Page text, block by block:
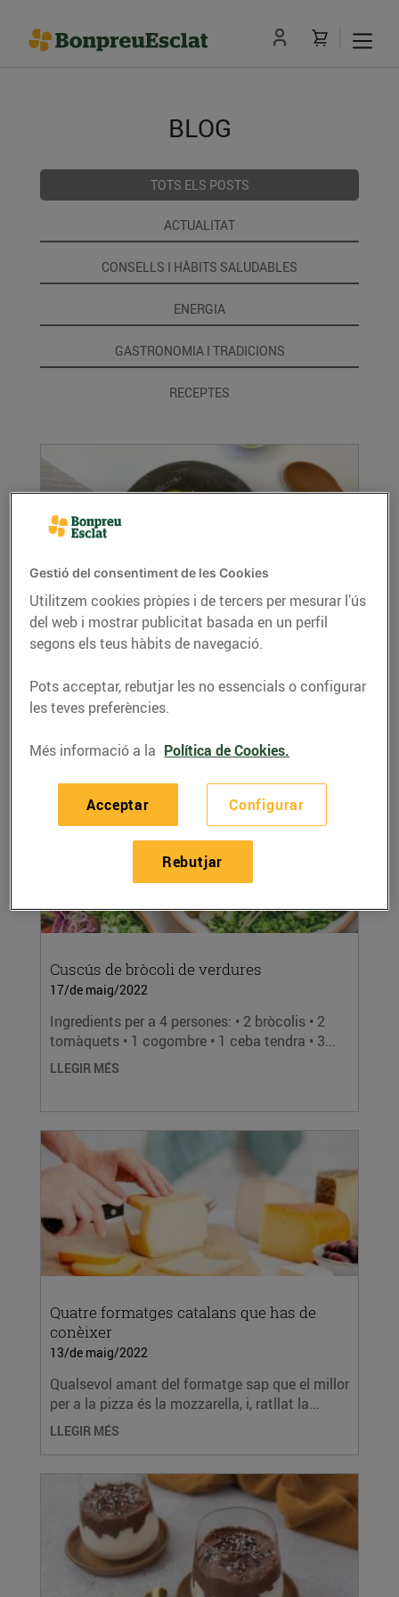
BLOG
TOTS ELS POSTS
ACTUALITAT
CONSELLS I HÀBITS SALUDABLES
ENERGIA
GASTRONOMIA I TRADICIONS
RECEPTES
Cuscús de coliflor
18/de maig/2022
Ingredients per a 4 persones: 1 coliflor 2 cuixes
de pollastre desossades 2 grans d’all 1...
Cuscús de bròcoli de verdures
17/de maig/2022
Ingredients per a 4 persones: • 2 bròcolis • 2
tomàquets • 1 cogombre • 1 ceba tendra • 3...
LLEGIR MÉS
Quatre formatges catalans que has de
conèixer
13/de maig/2022
Qualsevol amant del formatge sap que el millor
per a la pizza és la mozzarella, i, ratllat la...
LLEGIR MÉS
Gestió del consentiment de les Cookies
Utilitzem cookies pròpies i de tercers per mesurar l’ús
del web i mostrar publicitat basada en un perfil
segons els teus hàbits de navegació.
Pots acceptar, rebutjar les no essencials o configurar
les teves preferències.
Més informació a la Política de Cookies.
Configurar
Rebutjar
Acceptar